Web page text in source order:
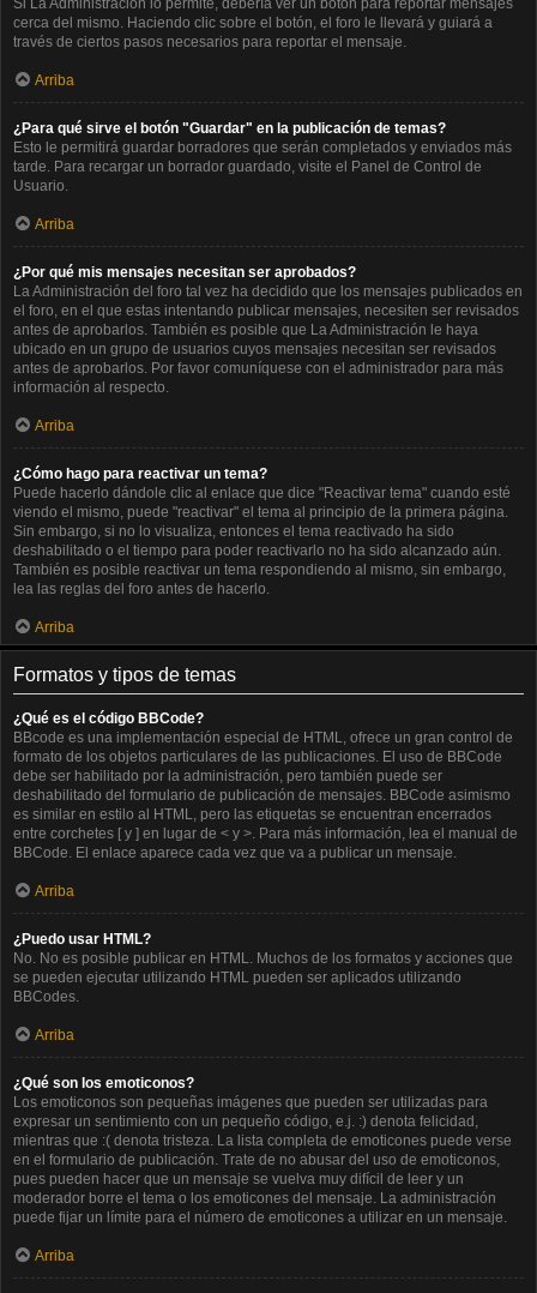
cerca del mismo. Haciendo clic sobre el botón, el foro le llevará y guiará a
través de ciertos pasos necesarios para reportar el mensaje.
Arriba
¿Para qué sirve el botón "Guardar" en la publicación de temas?
Esto le permitirá guardar borradores que serán completados y enviados más
tarde. Para recargar un borrador guardado, visite el Panel de Control de
Usuario.
Arriba
¿Por qué mis mensajes necesitan ser aprobados?
La Administración del foro tal vez ha decidido que los mensajes publicados en
el foro, en el que estas intentando publicar mensajes, necesiten ser revisados
antes de aprobarlos. También es posible que La Administración le haya
ubicado en un grupo de usuarios cuyos mensajes necesitan ser revisados
antes de aprobarlos. Por favor comuníquese con el administrador para más
información al respecto.
Arriba
¿Cómo hago para reactivar un tema?
Puede hacerlo dándole clic al enlace que dice "Reactivar tema" cuando esté
viendo el mismo, puede "reactivar" el tema al principio de la primera página.
Sin embargo, si no lo visualiza, entonces el tema reactivado ha sido
deshabilitado o el tiempo para poder reactivarlo no ha sido alcanzado aún.
También es posible reactivar un tema respondiendo al mismo, sin embargo,
lea las reglas del foro antes de hacerlo.
Arriba
Formatos y tipos de temas
¿Qué es el código BBCode?
BBcode es una implementación especial de HTML, ofrece un gran control de
formato de los objetos particulares de las publicaciones. El uso de BBCode
debe ser habilitado por la administración, pero también puede ser
deshabilitado del formulario de publicación de mensajes. BBCode asimismo
es similar en estilo al HTML, pero las etiquetas se encuentran encerrados
entre corchetes [ y ] en lugar de < y >. Para más información, lea el manual de
BBCode. El enlace aparece cada vez que va a publicar un mensaje.
Arriba
¿Puedo usar HTML?
No. No es posible publicar en HTML. Muchos de los formatos y acciones que
se pueden ejecutar utilizando HTML pueden ser aplicados utilizando
BBCodes.
Arriba
¿Qué son los emoticonos?
Los emoticonos son pequeñas imágenes que pueden ser utilizadas para
expresar un sentimiento con un pequeño código, e.j. :) denota felicidad,
mientras que :( denota tristeza. La lista completa de emoticones puede verse
en el formulario de publicación. Trate de no abusar del uso de emoticonos,
pues pueden hacer que un mensaje se vuelva muy difícil de leer y un
moderador borre el tema o los emoticones del mensaje. La administración
puede fijar un límite para el número de emoticones a utilizar en un mensaje.
Arriba